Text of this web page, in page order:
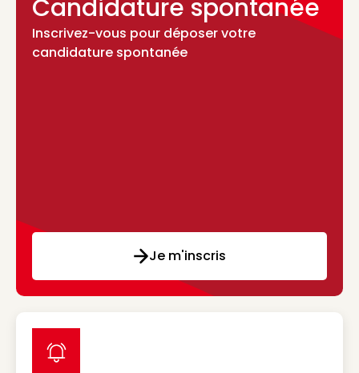
Candidature spontanée
Inscrivez-vous pour déposer votre
candidature spontanée
Je m'inscris
label icon